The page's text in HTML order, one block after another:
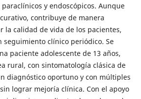
y endoscópicos. Aunque
contribuye de manera
la calidad de vida de los pacientes,
clínico periódico. Se
paciente adolescente de 13 años,
rural, con sintomatología clásica de
diagnóstico oportuno y con múltiples
lograr mejoría clínica. Con el apoyo